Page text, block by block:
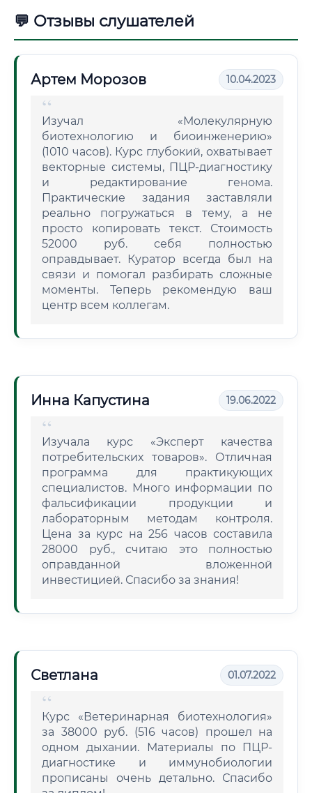
💬 Отзывы слушателей
Артем Морозов 10.04.2023
Изучал «Молекулярную
биотехнологию и биоинженерию»
(1010 часов). Курс глубокий, охватывает
векторные системы, ПЦР-диагностику
и редактирование генома.
Практические задания заставляли
реально погружаться в тему, а не
просто копировать текст. Стоимость
52000 руб. себя полностью
оправдывает. Куратор всегда был на
связи и помогал разбирать сложные
моменты. Теперь рекомендую ваш
центр всем коллегам.
Инна Капустина 19.06.2022
Изучала курс «Эксперт качества
потребительских товаров». Отличная
программа для практикующих
специалистов. Много информации по
фальсификации продукции и
лабораторным методам контроля.
Цена за курс на 256 часов составила
28000 руб., считаю это полностью
оправданной вложенной
инвестицией. Спасибо за знания!
Светлана 01.07.2022
Курс «Ветеринарная биотехнология»
за 38000 руб. (516 часов) прошел на
одном дыхании. Материалы по ПЦР-
диагностике и иммунобиологии
прописаны очень детально. Спасибо